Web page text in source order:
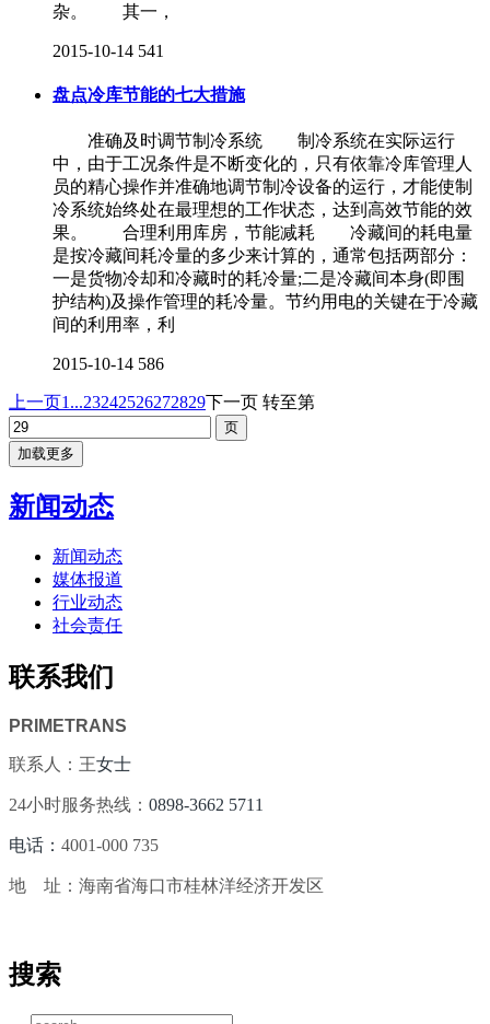
杂。 其一，
2015-10-14 541
盘点冷库节能的七大措施
准确及时调节制冷系统 制冷系统在实际运行
中，由于工况条件是不断变化的，只有依靠冷库管理人
员的精心操作并准确地调节制冷设备的运行，才能使制
冷系统始终处在最理想的工作状态，达到高效节能的效
果。 合理利用库房，节能减耗 冷藏间的耗电量
是按冷藏间耗冷量的多少来计算的，通常包括两部分：
一是货物冷却和冷藏时的耗冷量;二是冷藏间本身(即围
护结构)及操作管理的耗冷量。节约用电的关键在于冷藏
间的利用率，利
2015-10-14 586
上一页1...23242526272829下一页 转至第
加载更多
新闻动态
新闻动态
媒体报道
行业动态
社会责任
联系我们
PRIMETRANS
联系人：王女士
24小时服务热线： 0898-3662 5711
电话： 4001-000 735
地 址：海南省海口市桂林洋经济开发区
搜索